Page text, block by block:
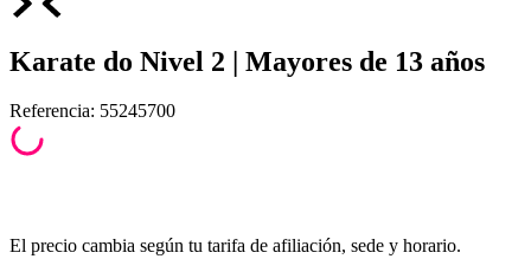
Karate do Nivel 2 | Mayores de 13 años
Referencia: 55245700
El precio cambia según tu tarifa de afiliación, sede y horario.